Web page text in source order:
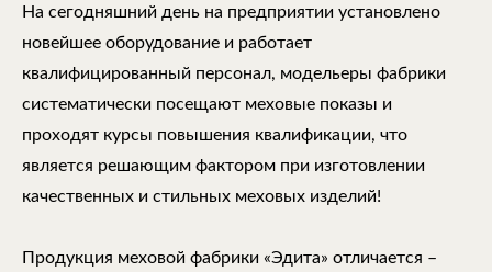
На сегодняшний день на предприятии установлено
новейшее оборудование и работает
квалифицированный персонал, модельеры фабрики
систематически посещают меховые показы и
проходят курсы повышения квалификации, что
является решающим фактором при изготовлении
качественных и стильных меховых изделий!
Продукция меховой фабрики «Эдита» отличается –